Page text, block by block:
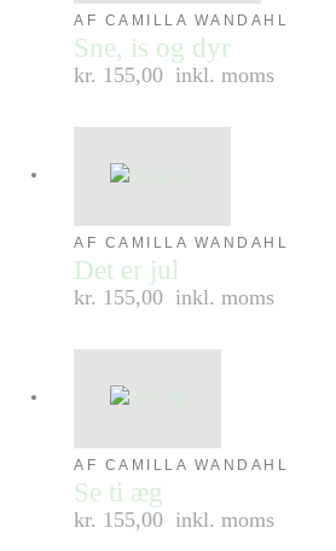
AF CAMILLA WANDAHL
Sne, is og dyr
kr. 155,00 inkl. moms
AF CAMILLA WANDAHL
Det er jul
kr. 155,00 inkl. moms
AF CAMILLA WANDAHL
Se ti æg
kr. 155,00 inkl. moms